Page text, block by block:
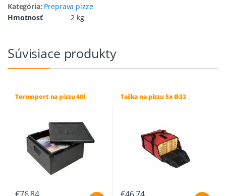
Kategória: Preprava pizze
Hmotnosť
2 kg
Súvisiace produkty
Termoport na pizzu 40l Taška na pizzu 5x Ø33